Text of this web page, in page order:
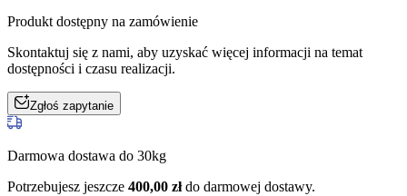
Produkt dostępny na zamówienie
Skontaktuj się z nami, aby uzyskać więcej informacji na temat
dostępności i czasu realizacji.
Zgłoś zapytanie
Darmowa dostawa do 30kg
Potrzebujesz jeszcze 400,00 złdo darmowej dostawy.